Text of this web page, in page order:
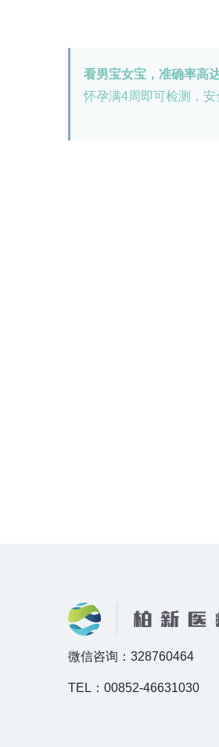
看男宝女宝，准确率高
怀孕满4周即可检测，安
微信咨询：328760464
TEL：00852-46631030